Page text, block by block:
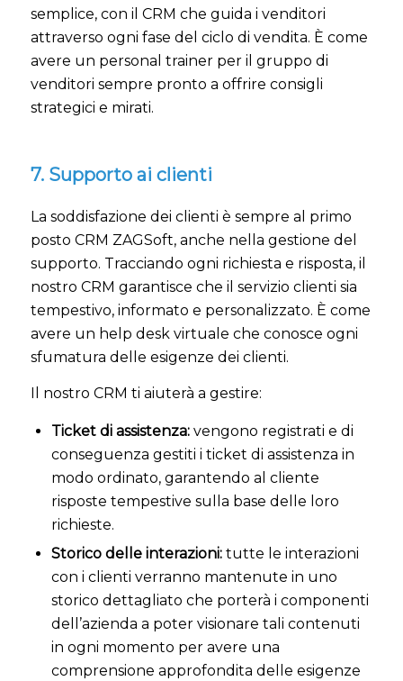
semplice, con il CRM che guida i venditori
attraverso ogni fase del ciclo di vendita. È come
avere un personal trainer per il gruppo di
venditori sempre pronto a offrire consigli
strategici e mirati.
7. Supporto ai clienti
La soddisfazione dei clienti è sempre al primo
posto CRM ZAGSoft, anche nella gestione del
supporto. Tracciando ogni richiesta e risposta, il
nostro CRM garantisce che il servizio clienti sia
tempestivo, informato e personalizzato. È come
avere un help desk virtuale che conosce ogni
sfumatura delle esigenze dei clienti.
Il nostro CRM ti aiuterà a gestire:
Ticket di assistenza:vengono registrati e di
conseguenza gestiti i ticket di assistenza in
modo ordinato, garantendo al cliente
risposte tempestive sulla base delle loro
richieste.
Storico delle interazioni:tutte le interazioni
con i clienti verranno mantenute in uno
storico dettagliato che porterà i componenti
dell’azienda a poter visionare tali contenuti
in ogni momento per avere una
comprensione approfondita delle esigenze